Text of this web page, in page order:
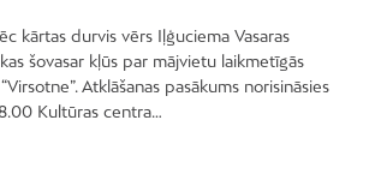
kārtas durvis vērs Iļģuciema Vasaras
šovasar kļūs par mājvietu laikmetīgās
Atklāšanas pasākums norisināsies
Kultūras centra…